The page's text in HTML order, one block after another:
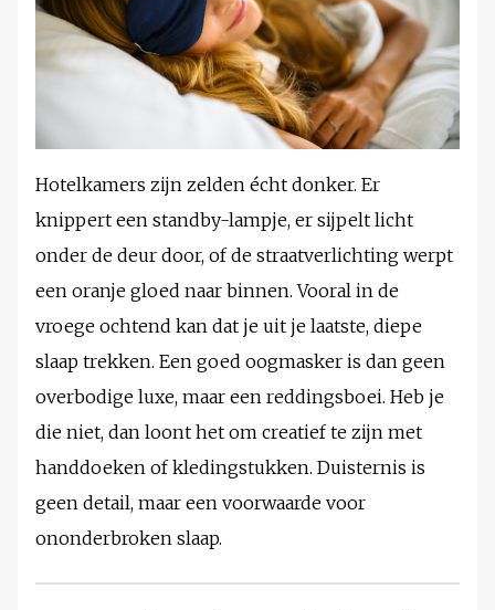
Hotelkamers zijn zelden écht donker. Er
knippert een standby-lampje, er sijpelt licht
onder de deur door, of de straatverlichting werpt
een oranje gloed naar binnen. Vooral in de
vroege ochtend kan dat je uit je laatste, diepe
slaap trekken. Een goed oogmasker is dan geen
overbodige luxe, maar een reddingsboei. Heb je
die niet, dan loont het om creatief te zijn met
handdoeken of kledingstukken. Duisternis is
geen detail, maar een voorwaarde voor
ononderbroken slaap.